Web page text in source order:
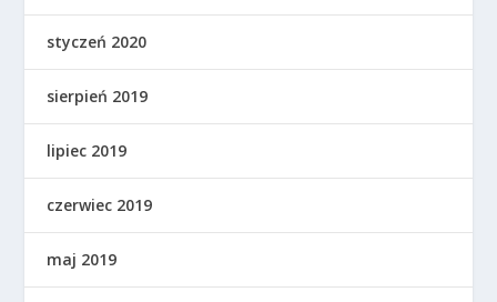
styczeń 2020
sierpień 2019
lipiec 2019
czerwiec 2019
maj 2019